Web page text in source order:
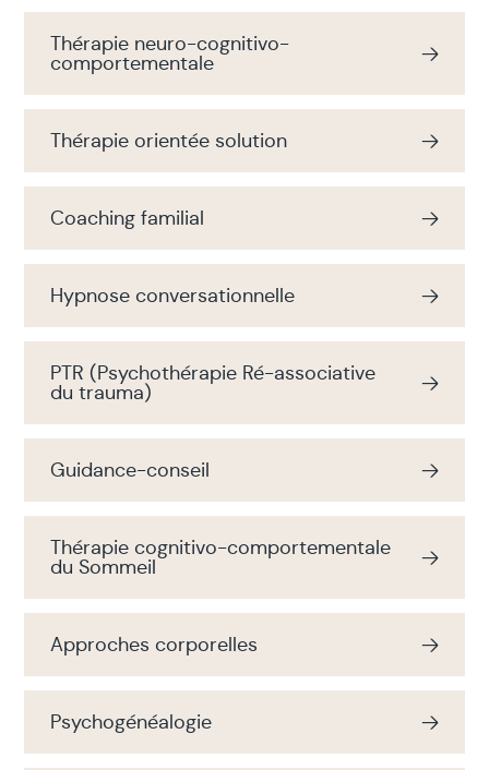
Thérapie neuro-cognitivo-
comportementale
Thérapie orientée solution
Coaching familial
Hypnose conversationnelle
PTR (Psychothérapie Ré-associative
du trauma)
Guidance-conseil
Thérapie cognitivo-comportementale
du Sommeil
Approches corporelles
Psychogénéalogie